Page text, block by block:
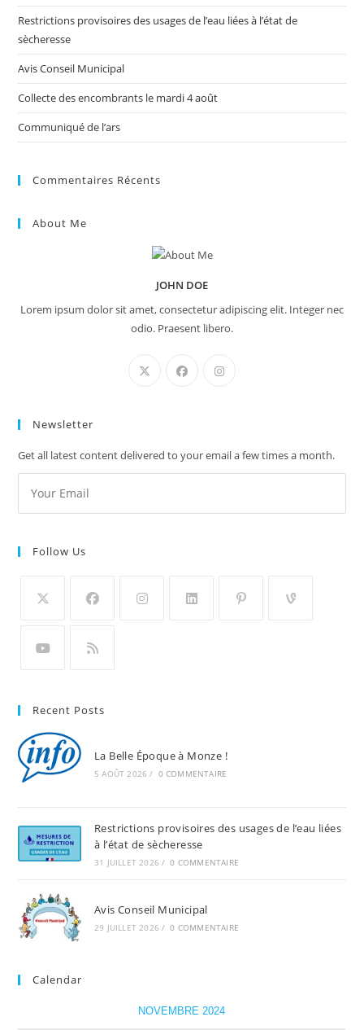
Restrictions provisoires des usages de l’eau liées à l’état de
sècheresse
Avis Conseil Municipal
Collecte des encombrants le mardi 4 août
Communiqué de l’ars
Commentaires Récents
About Me
JOHN DOE
Lorem ipsum dolor sit amet, consectetur adipiscing elit. Integer nec
odio. Praesent libero.
Newsletter
Get all latest content delivered to your email a few times a month.
Follow Us
Recent Posts
La Belle Époque à Monze !
5 AOÛT 2026 / 0 COMMENTAIRE
Restrictions provisoires des usages de l’eau liées
à l’état de sècheresse
31 JUILLET 2026 / 0 COMMENTAIRE
Avis Conseil Municipal
29 JUILLET 2026 / 0 COMMENTAIRE
Calendar
NOVEMBRE 2024